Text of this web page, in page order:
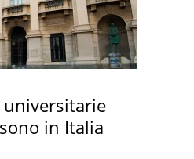
in Italia